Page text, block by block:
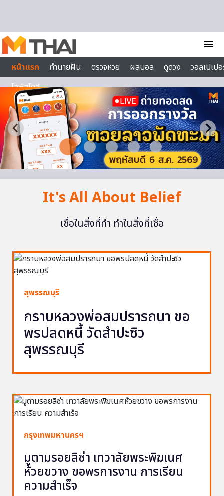
menu
หน้าแรก
ทำนายฝัน ตรวจหวย ผลบอล ดูดวง
วอลเปเป
ไลฟ์สไตล์
It's All About Belief
เชื่อในสิ่งที่ทำ ทำในสิ่งที่เชื่อ
สุพรรณบุรี
กราบหลวงพ่อสมปรารถนา ขอ
พรปลดหนี้ วัดสำปะซิว
สุพรรณบุรี
กรุงเทพมหานครฯ
มูตามรอยลิซ่า เทวาลัยพระพิฆเนศ
ห้วยขวาง ขอพรการงาน การเรียน
ความสำเร็จ